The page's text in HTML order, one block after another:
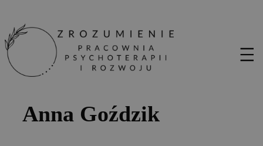
Anna Goździk